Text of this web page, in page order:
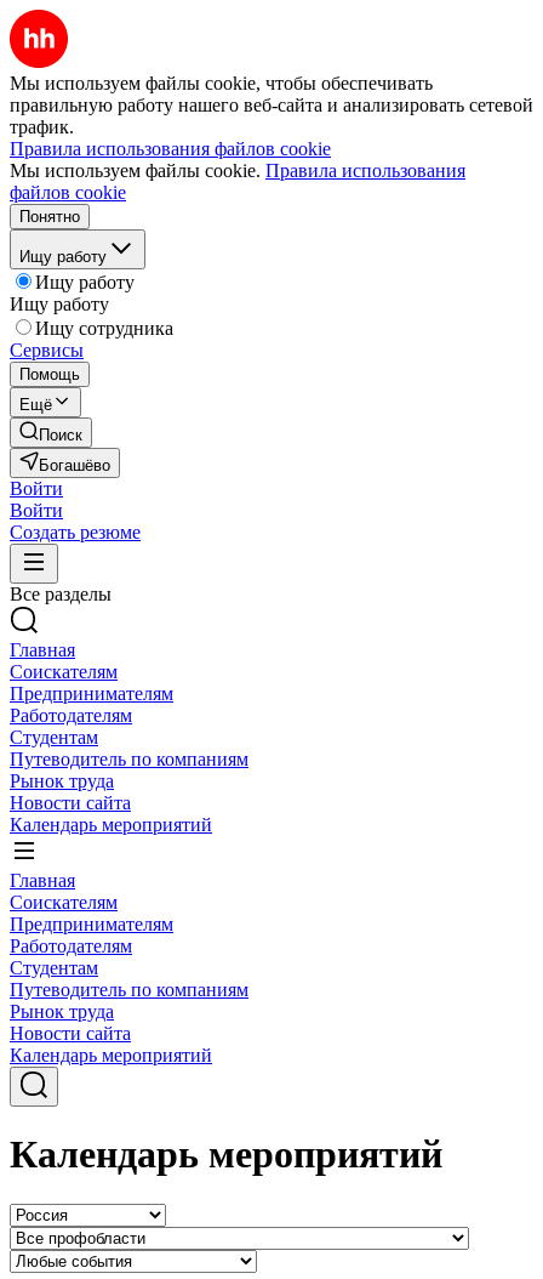
Мы используем файлы cookie, чтобы обеспечивать
правильную работу нашего веб-сайта и анализировать сетевой
трафик.
Правила использования файлов cookie
Мы используем файлы cookie. Правила использования
файлов cookie
Понятно
Ищу работу
Ищу работу
Ищу работу
Ищу сотрудника
Сервисы
Помощь
Ещё
Поиск
Богашёво
Войти
Войти
Создать резюме
Все разделы
Главная
Соискателям
Предпринимателям
Работодателям
Студентам
Путеводитель по компаниям
Рынок труда
Новости сайта
Календарь мероприятий
Главная
Соискателям
Предпринимателям
Работодателям
Студентам
Путеводитель по компаниям
Рынок труда
Новости сайта
Календарь мероприятий
Календарь мероприятий